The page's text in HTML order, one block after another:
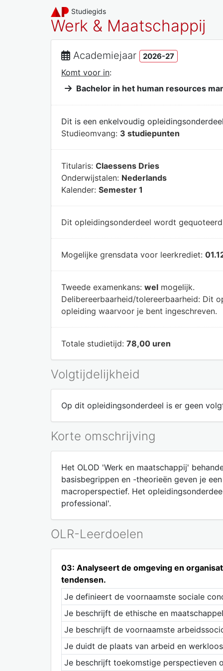
Studiegids
Werk & Maatschappij
Academiejaar 2026-27
Komt voor in:
Bachelor in het human resources
Dit is een enkelvoudig
Studieomvang: 3 studiepunten
Titularis: Claessens Dries
Onderwijstalen: Nederlands
Kalender: Semester 1
Dit opleidingsonderdeel wordt
Mogelijke grensdata voor leerkrediet:
Tweede examenkans: wel mogelijk.
Delibereerbaarheid/tolereerbaarheid: Dit
opleiding waarvoor je bent ingeschreven.
Totale studietijd: 78,00 uren
Volgtijdelijkheid
Op dit opleidingsonderdeel is er geen
Korte omschrijving
Het OLOD 'Werk en maatschappij'
basisbegrippen en -theorieën geven je
macroperspectief. Het
professional'.
OLR-Leerdoelen
03: Analyseert de omgeving en
tendensen.
Je definieert de voornaamste sociale
Je beschrijft de ethische en
Je beschrijft de voornaamste
Je duidt de plaats van arbeid en
Je beschrijft toekomstige perspectieven